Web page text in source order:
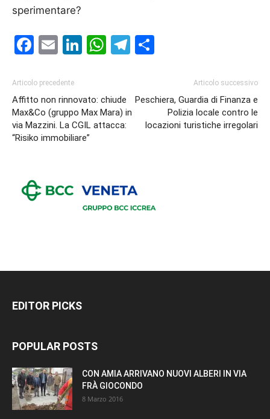
sperimentare?
Facebook
EmailLinkedIn
WhatsApp
Telegram
Articolo precedente
Affitto non rinnovato: chiude
Max&Co (gruppo Max Mara) in
via Mazzini. La CGIL attacca:
“Risiko immobiliare”
Articolo successivo
Peschiera, Guardia di Finanza e
Polizia locale contro le
locazioni turistiche irregolari
EDITOR PICKS
POPULAR POSTS
CON AMIA ARRIVANO NUOVI ALBERI IN VIA
FRÀ GIOCONDO
8 Marzo 2016